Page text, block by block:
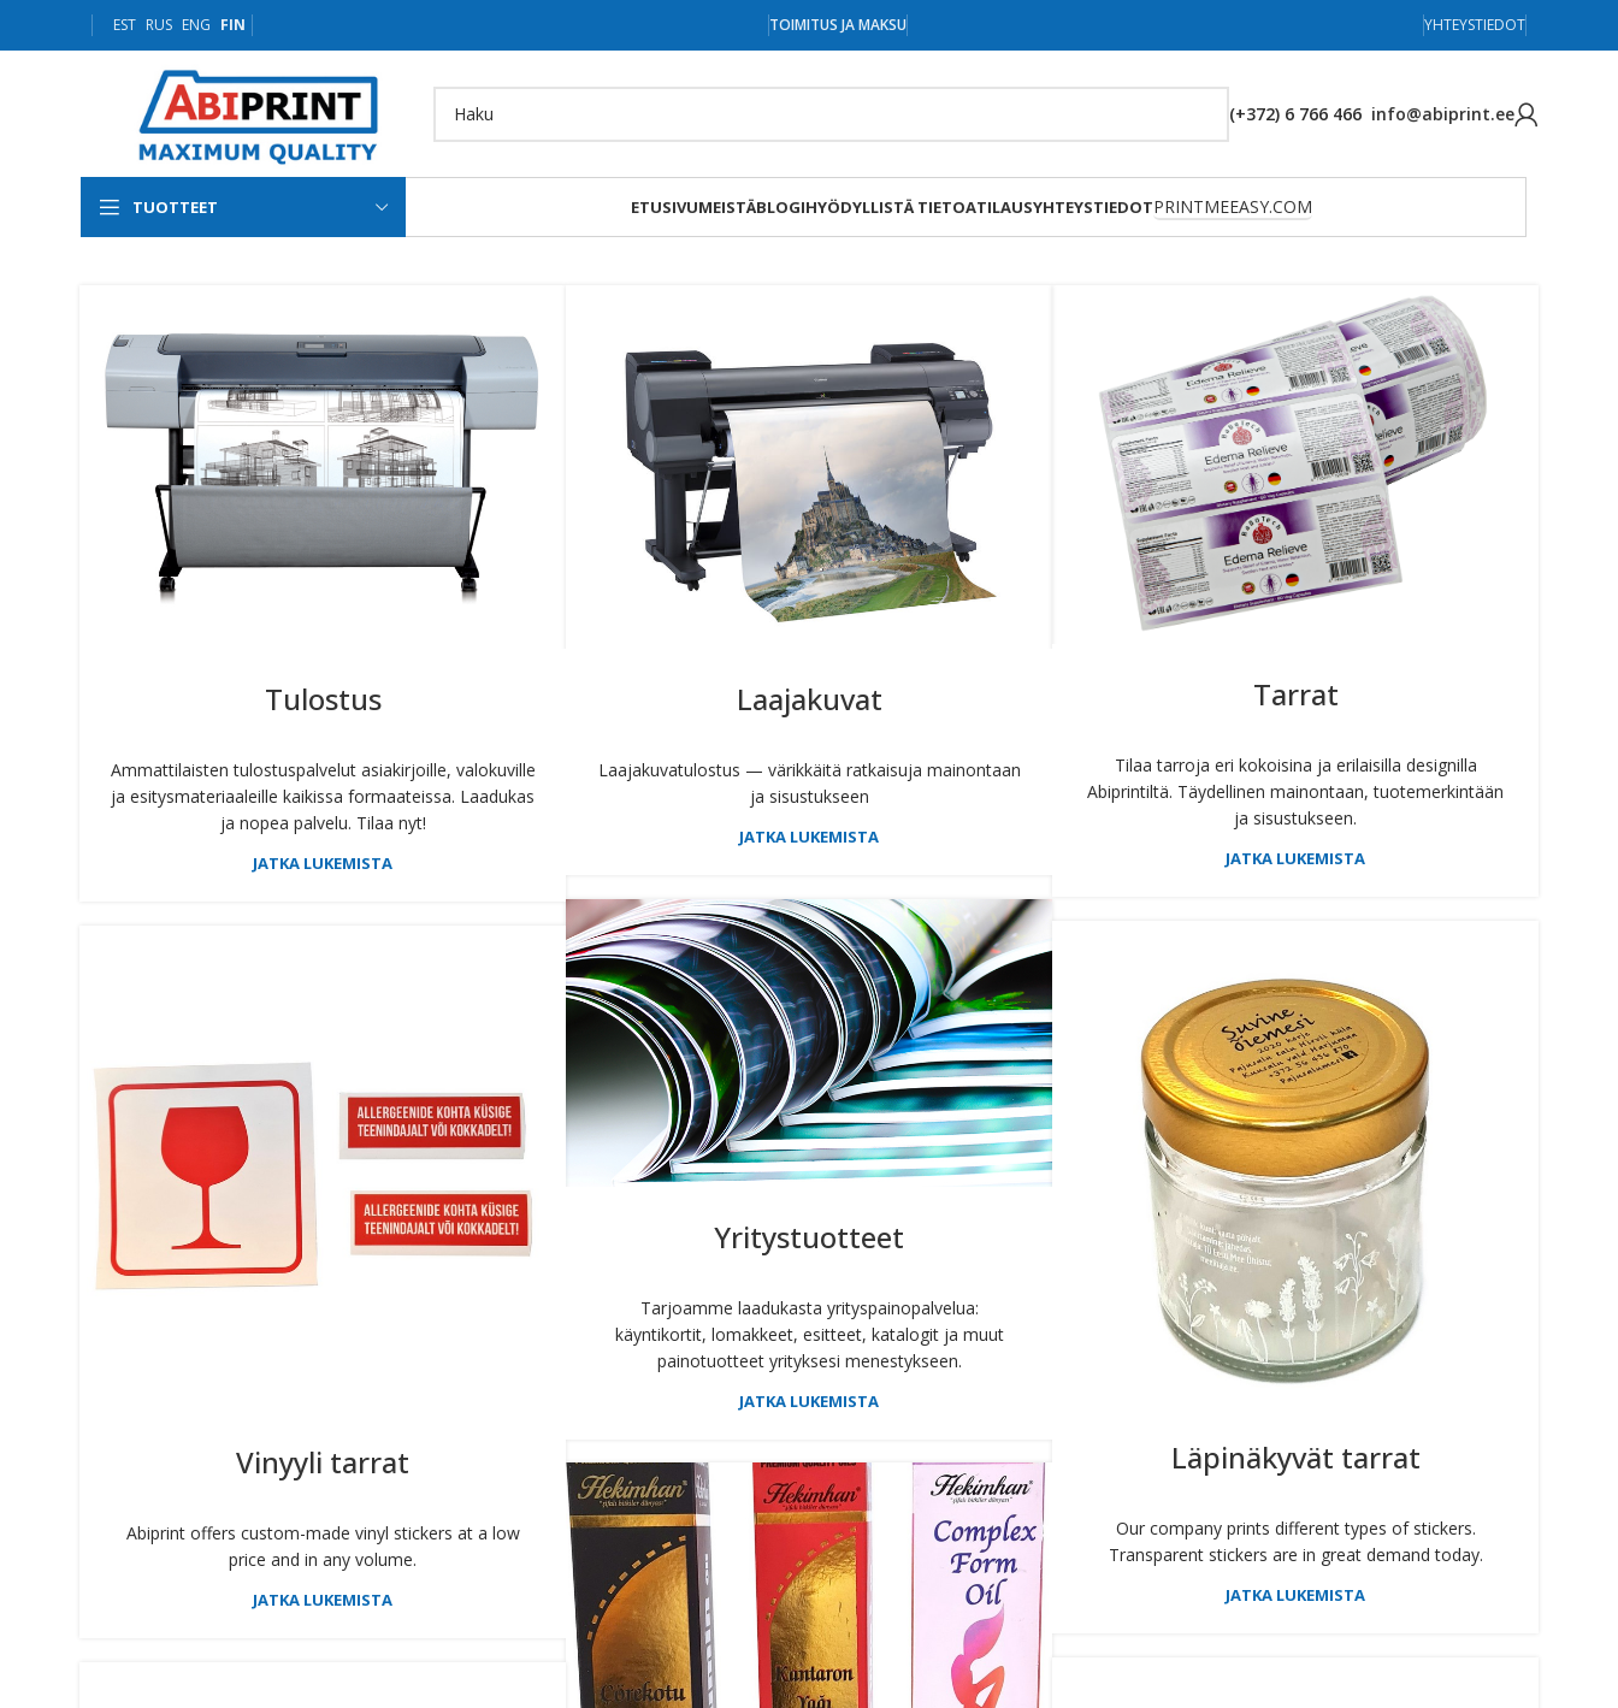
EST RUS ENG FIN TOIMITUS JA MAKSU YHTEYSTIEDOT
(+372) 6 766 466 info@abiprint.ee
TUOTTEET ETUSIVUMEISTÄBLOGIHYÖDYLLISTÄ TIETOATILAUSYHTEYSTIEDOTPRINTMEEASY.COM
Tulostus
Ammattilaisten tulostuspalvelut asiakirjoille, valokuville
ja esitysmateriaaleille kaikissa formaateissa. Laadukas
ja nopea palvelu. Tilaa nyt!
JATKA LUKEMISTA
Laajakuvat
Laajakuvatulostus — värikkäitä ratkaisuja mainontaan
ja sisustukseen
JATKA LUKEMISTA
Tarrat
Tilaa tarroja eri kokoisina ja erilaisilla designilla
Abiprintiltä. Täydellinen mainontaan, tuotemerkintään
ja sisustukseen.
JATKA LUKEMISTA
Yritystuotteet
Tarjoamme laadukasta yrityspainopalvelua:
käyntikortit, lomakkeet, esitteet, katalogit ja muut
painotuotteet yrityksesi menestykseen.
JATKA LUKEMISTA
Läpinäkyvät tarrat
Our company prints different types of stickers.
Transparent stickers are in great demand today.
JATKA LUKEMISTA
Vinyyli tarrat
Abiprint offers custom-made vinyl stickers at a low
price and in any volume.
JATKA LUKEMISTA